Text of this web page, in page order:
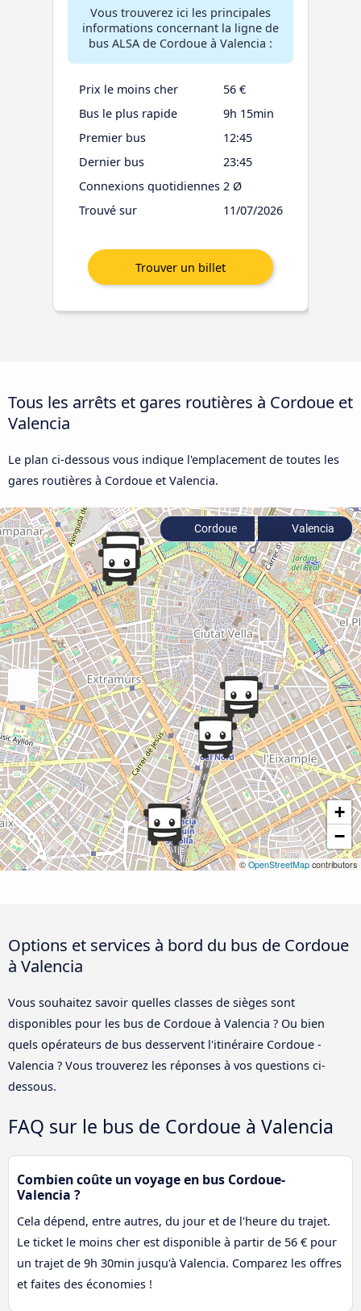
Vous trouverez ici les principales
informations concernant la ligne de
bus ALSA de Cordoue à Valencia :
Prix le moins cher
56 €
Bus le plus rapide
9h 15min
Premier bus
12:45
Dernier bus
23:45
Connexions quotidiennes 2 Ø
Trouvé sur
11/07/2026
Tous les arrêts et gares routières à Cordoue et
Valencia
Le plan ci-dessous vous indique l'emplacement de toutes les
gares routières à Cordoue et Valencia.
+
−
© OpenStreetMap contributors
Cordoue Valencia
Options et services à bord du bus de Cordoue
à Valencia
Vous souhaitez savoir quelles classes de sièges sont
disponibles pour les bus de Cordoue à Valencia ? Ou bien
quels opérateurs de bus desservent l'itinéraire Cordoue -
Valencia ? Vous trouverez les réponses à vos questions ci-
dessous.
FAQ sur le bus de Cordoue à Valencia
Combien coûte un voyage en bus Cordoue-
Valencia ?
Cela dépend, entre autres, du jour et de l'heure du trajet.
Le ticket le moins cher est disponible à partir de 56 € pour
un trajet de 9h 30min jusqu'à Valencia. Comparez les offres
et faites des économies !